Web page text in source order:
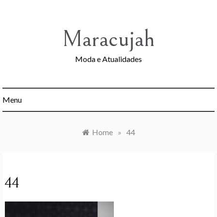
Maracujah
Moda e Atualidades
Menu
Home » 44
44